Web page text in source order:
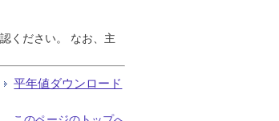
ください。 なお、主
平年値ダウンロード